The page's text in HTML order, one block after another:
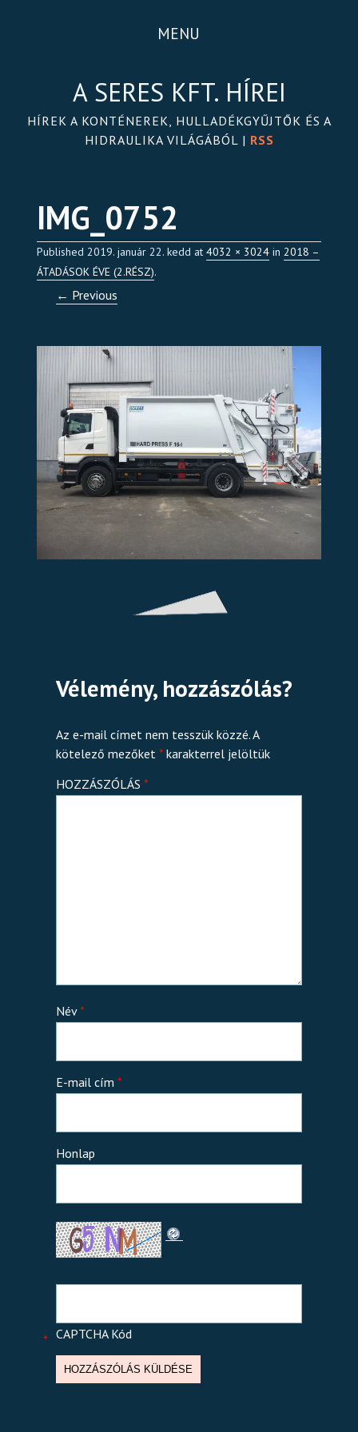
MENU
A SERES KFT. HÍREI
HÍREK A KONTÉNEREK, HULLADÉKGYŰJTŐK ÉS A
HIDRAULIKA VILÁGÁBÓL | RSS
IMG_0752
Published2019. január 22. kedd at4032 × 3024 in2018 –
ÁTADÁSOK ÉVE (2.RÉSZ).
← Previous
Vélemény, hozzászólás?
Az e-mail címet nem tesszük közzé.A
kötelező mezőket* karakterrel jelöltük
HOZZÁSZÓLÁS*
Név*
E-mail cím*
Honlap
CAPTCHA Kód
*